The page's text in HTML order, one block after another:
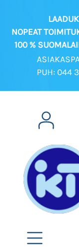
NOPEAT
100 %
PUH: 044